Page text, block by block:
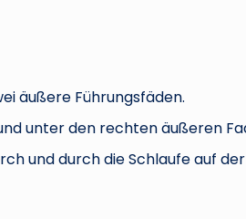
äußere Führungsfäden.
unter den rechten äußeren
und durch die Schlaufe auf